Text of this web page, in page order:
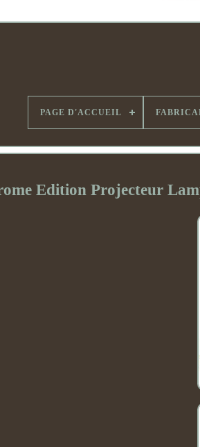
PAGE D'ACCUEIL
Edition Projecteur